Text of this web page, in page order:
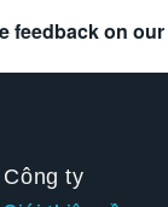
feedback on our
Công ty